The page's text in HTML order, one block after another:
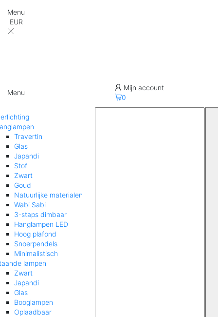
Menu
EUR
Menu
Mijn account
0
Travertin
Glas
Japandi
Stof
Zwart
Goud
Natuurlijke materialen
Wabi Sabi
3-staps dimbaar
Hanglampen LED
Hoog plafond
Snoerpendels
Minimalistisch
lampen
Zwart
Japandi
Glas
Booglampen
Oplaadbaar